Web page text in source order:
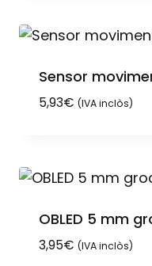
14,02€.
Sensor
5,93€ (IVA inclòs)
OBLED 5 mm
3,95€ (IVA inclòs)